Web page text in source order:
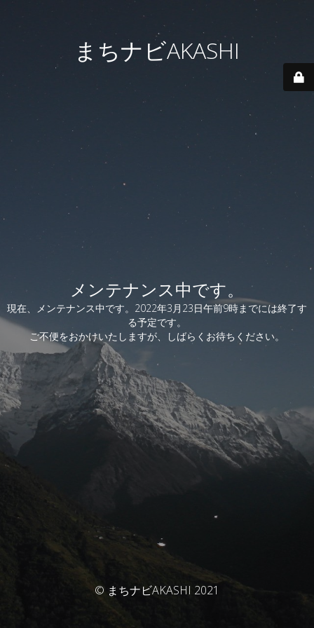
まちナビAKASHI
メンテナンス中です。
現在、メンテナンス中です。2022年3月23日午前9時までには終了す
る予定です。
ご不便をおかけいたしますが、しばらくお待ちください。
© まちナビAKASHI 2021